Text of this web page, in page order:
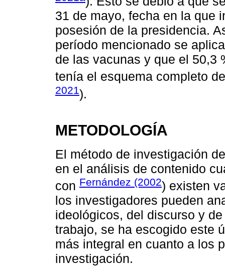
31 de mayo, fecha en la que
posesión de la presidencia.
período mencionado se
de las vacunas y que el 50,3
tenía el esquema completo
2021).
METODOLOGÍA
El método de investigación
en el análisis de contenido
con Fernández (2002) existen
los investigadores pueden
ideológicos, del discurso y
trabajo, se ha escogido este
más integral en cuanto a los
investigación.